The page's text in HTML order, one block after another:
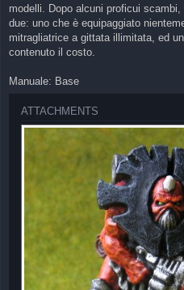
modelli. Dopo alcuni proficui
due: uno che è equipaggiato
mitragliatrice a gittata illimitata, ed
contenuto il costo.
Manuale: Base
ATTACHMENTS